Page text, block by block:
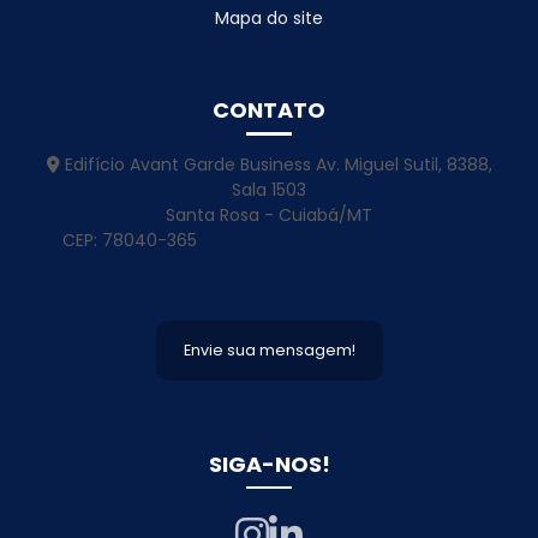
Projeto De Cobertura Em Estrutura Metálica Inativo
Projeto De Engenharia Estrutural
Projeto De Estrutura Metálica
Projeto De Estrutura Metalica Para Galpao
Projeto De Galpão
Projeto De Galpao De Estrutura Metalica
Projeto De Galpão Para Atacadistas
Projeto De Silo Armazenador De Grãos
Mapa do site
CONTATO
Edifício Avant Garde Business Av. Miguel Sutil, 8388,
Sala 1503
Santa Rosa - Cuiabá/MT
CEP: 78040-365
Envie sua mensagem!
SIGA-NOS!